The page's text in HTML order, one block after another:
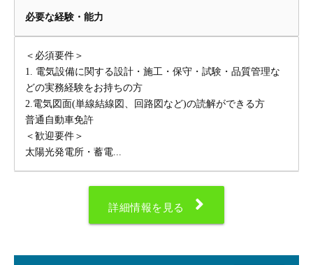
必要な経験・能力
＜必須要件＞
1. 電気設備に関する設計・施工・保守・試験・品質管理な
どの実務経験をお持ちの方
2.電気図面(単線結線図、回路図など)の読解ができる方
普通自動車免許
＜歓迎要件＞
太陽光発電所・蓄電...
詳細情報を見る